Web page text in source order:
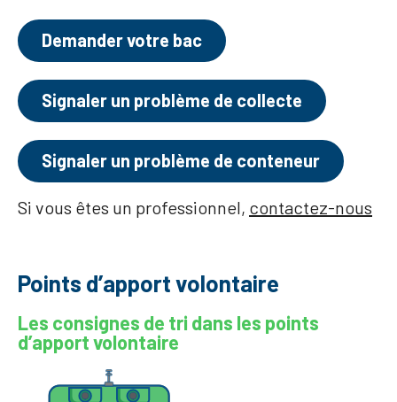
Demander votre bac
Signaler un problème de collecte
Signaler un problème de conteneur
Si vous êtes un professionnel, contactez-nous
Points d’apport volontaire
Les consignes de tri dans les points
d’apport volontaire